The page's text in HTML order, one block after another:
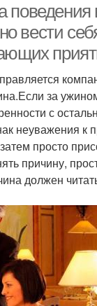
поведения
вести
за
с
неуважения
просто
причину,
должен